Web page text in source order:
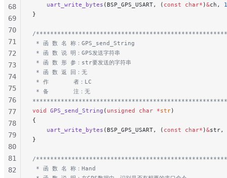
    uart_write_bytes
(BSP_GPS_USART, ( const char* )&ch, 1
}
/
* 函 数 名 称：GPS_send_String
* 函 数 说 明：GPS发送字符串
* 函 数 形 参：str要发送的字符串
* 函 数 返 回：无
* 作       者：LC
* 备       注：无
void GPS_send_String ( unsigned char *str)
{
    uart_write_bytes
(BSP_GPS_USART, ( const char* )&str,
}
/
* 函 数 名 称：Hand
68
69
70
71
72
73
74
75
76
77
78
79
80
81
82